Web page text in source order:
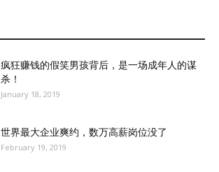
疯狂赚钱的假笑男孩背后，是一场成年人的谋
杀！
January 18, 2019
世界最大企业爽约，数万高薪岗位没了
February 19, 2019